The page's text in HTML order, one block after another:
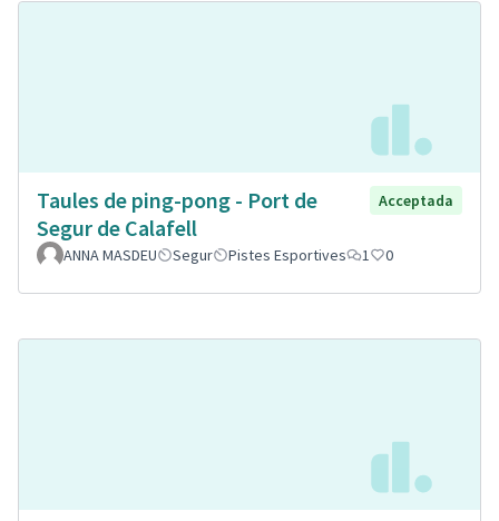
Taules de ping-pong - Port de
Segur de Calafell
Acceptada
ANNA MASDEU Segur Pistes Esportives 1 0